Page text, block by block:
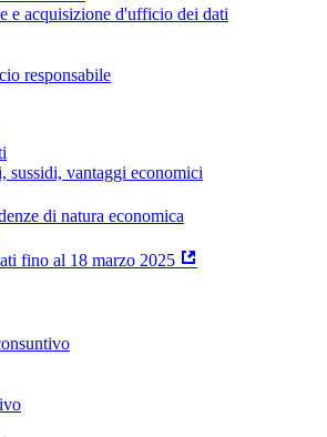
e acquisizione d'ufficio dei dati
responsabile
sussidi, vantaggi economici
di natura economica
fino al 18 marzo 2025